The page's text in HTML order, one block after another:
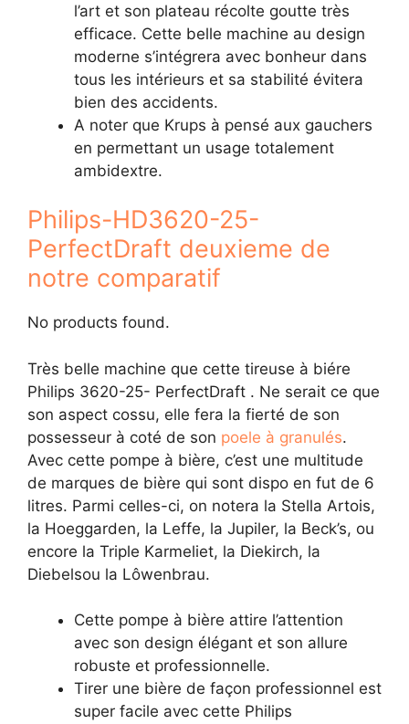
l’art et son plateau récolte goutte très
efficace. Cette belle machine au design
moderne s’intégrera avec bonheur dans
tous les intérieurs et sa stabilité évitera
bien des accidents.
A noter que Krups à pensé aux gauchers
en permettant un usage totalement
ambidextre.
Philips-HD3620-25-
PerfectDraft deuxieme de
notre comparatif
No products found.
Très belle machine que cette tireuse à biére
Philips 3620-25- PerfectDraft . Ne serait ce que
son aspect cossu, elle fera la fierté de son
possesseur à coté de son poele à granulés.
Avec cette pompe à bière, c’est une multitude
de marques de bière qui sont dispo en fut de 6
litres. Parmi celles-ci, on notera la Stella Artois,
la Hoeggarden, la Leffe, la Jupiler, la Beck’s, ou
encore la Triple Karmeliet, la Diekirch, la
Diebelsou la Lôwenbrau.
Cette pompe à bière attire l’attention
avec son design élégant et son allure
robuste et professionnelle.
Tirer une bière de façon professionnel est
super facile avec cette Philips